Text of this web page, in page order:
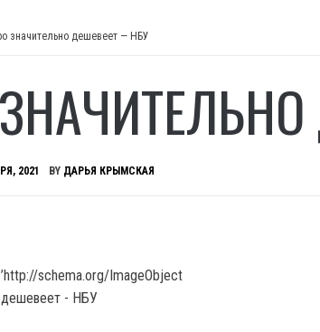
значительно дешевеет — НБУ
2021 BY ДАРЬЯ КРЫМСКАЯ
schema.org/ImageObject